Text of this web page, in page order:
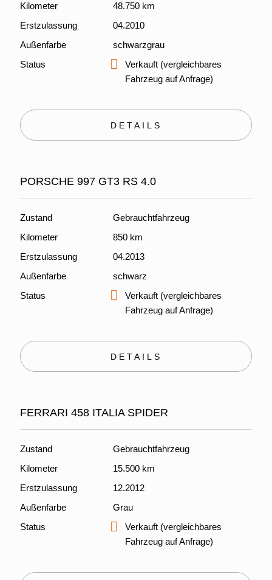
Kilometer
48.750 km
Erstzulassung
04.2010
Außenfarbe
schwarzgrau
Status
Verkauft (vergleichbares
Fahrzeug auf Anfrage)
DETAILS
PORSCHE 997 GT3 RS 4.0
Zustand
Gebrauchtfahrzeug
Kilometer
850 km
Erstzulassung
04.2013
Außenfarbe
schwarz
Status
Verkauft (vergleichbares
Fahrzeug auf Anfrage)
DETAILS
FERRARI 458 ITALIA SPIDER
Zustand
Gebrauchtfahrzeug
Kilometer
15.500 km
Erstzulassung
12.2012
Außenfarbe
Grau
Status
Verkauft (vergleichbares
Fahrzeug auf Anfrage)